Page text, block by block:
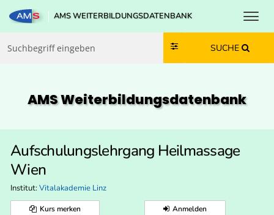
Zum Inhalt springen
Zum Navmenü springen
Zur Suche springen
Zur Footer springen
AMS WEITERBILDUNGSDATENBANK
SUCHE
AMS Weiterbildungs­datenbank
Aufschulungslehrgang Heilmassage
Wien
Institut: Vitalakademie Linz
Kurs merken Anmelden